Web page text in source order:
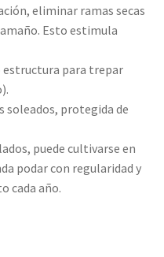
eliminar ramas secas
Esto estimula
estructura para trepar
soleados, protegida de
puede cultivarse en
podar con regularidad y
cada año.